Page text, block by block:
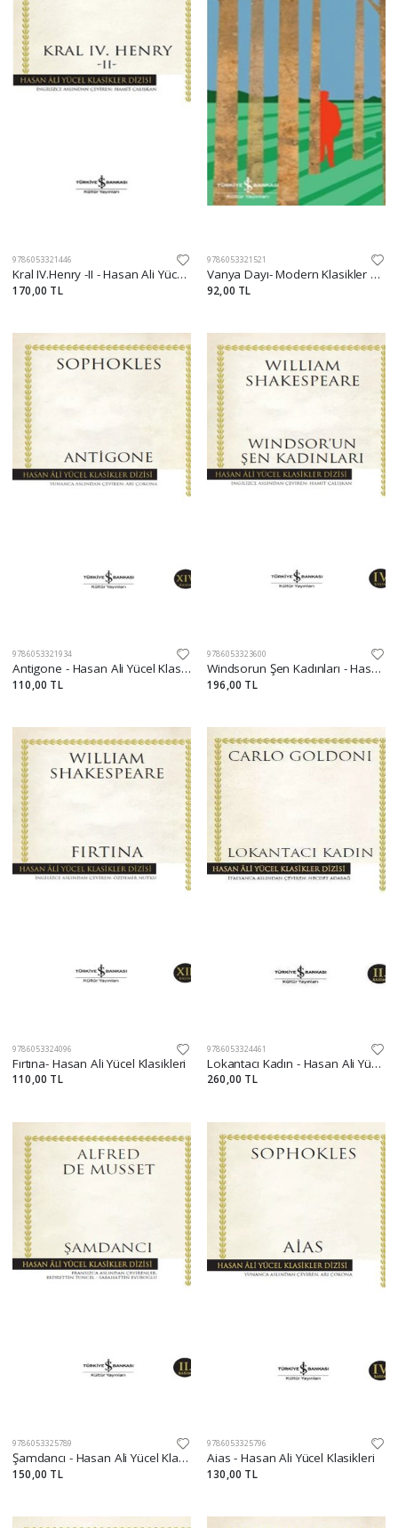
9786053321446
Kral IV.Henry -II - Hasan Ali Yücel Klasikleri
170,00 TL
9786053321521
Vanya Dayı- Modern Klasikler Dizisi
92,00 TL
9786053321934
Antigone - Hasan Ali Yücel Klasikleri
110,00 TL
9786053323600
Windsorun Şen Kadınları - Hasan Ali Yücel Klasikleri
196,00 TL
9786053324096
Fırtına- Hasan Ali Yücel Klasikleri
110,00 TL
9786053324461
Lokantacı Kadın - Hasan Ali Yücel Klasikleri
260,00 TL
9786053325789
Şamdancı - Hasan Ali Yücel Klasikleri
150,00 TL
9786053325796
Aias - Hasan Ali Yücel Klasikleri
130,00 TL